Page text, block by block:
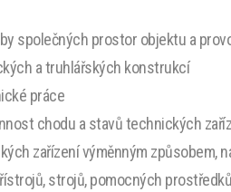
společných prostor objektu a
a truhlářských konstrukcí
práce
chodu a stavů technických
zařízení výměnným způsobem,
strojů, pomocných